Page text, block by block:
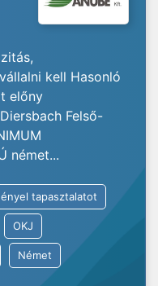
kell Hasonló
előny
Felső-
német...
tapasztalatot
OKJ
Német